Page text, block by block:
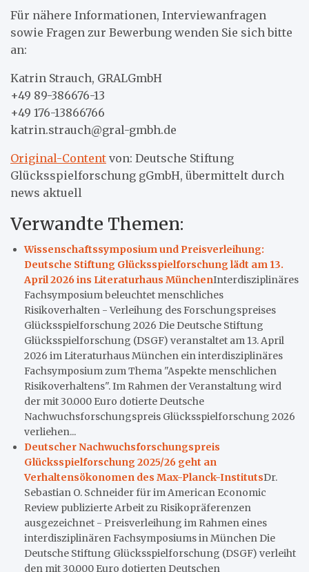
Für nähere Informationen, Interviewanfragen
sowie Fragen zur Bewerbung wenden Sie sich bitte
an:
Katrin Strauch, GRALGmbH
+49 89-386676-13
+49 176-13866766
katrin.strauch@gral-gmbh.de
Original-Content von: Deutsche Stiftung
Glücksspielforschung gGmbH, übermittelt durch
news aktuell
Verwandte Themen:
Wissenschaftssymposium und Preisverleihung:
Deutsche Stiftung Glücksspielforschung lädt am 13.
April 2026 ins Literaturhaus MünchenInterdisziplinäres
Fachsymposium beleuchtet menschliches
Risikoverhalten - Verleihung des Forschungspreises
Glücksspielforschung 2026 Die Deutsche Stiftung
Glücksspielforschung (DSGF) veranstaltet am 13. April
2026 im Literaturhaus München ein interdisziplinäres
Fachsymposium zum Thema "Aspekte menschlichen
Risikoverhaltens". Im Rahmen der Veranstaltung wird
der mit 30.000 Euro dotierte Deutsche
Nachwuchsforschungspreis Glücksspielforschung 2026
verliehen...
Deutscher Nachwuchsforschungspreis
Glücksspielforschung 2025/26 geht an
Verhaltensökonomen des Max-Planck-InstitutsDr.
Sebastian O. Schneider für im American Economic
Review publizierte Arbeit zu Risikopräferenzen
ausgezeichnet - Preisverleihung im Rahmen eines
interdisziplinären Fachsymposiums in München Die
Deutsche Stiftung Glücksspielforschung (DSGF) verleiht
den mit 30.000 Euro dotierten Deutschen